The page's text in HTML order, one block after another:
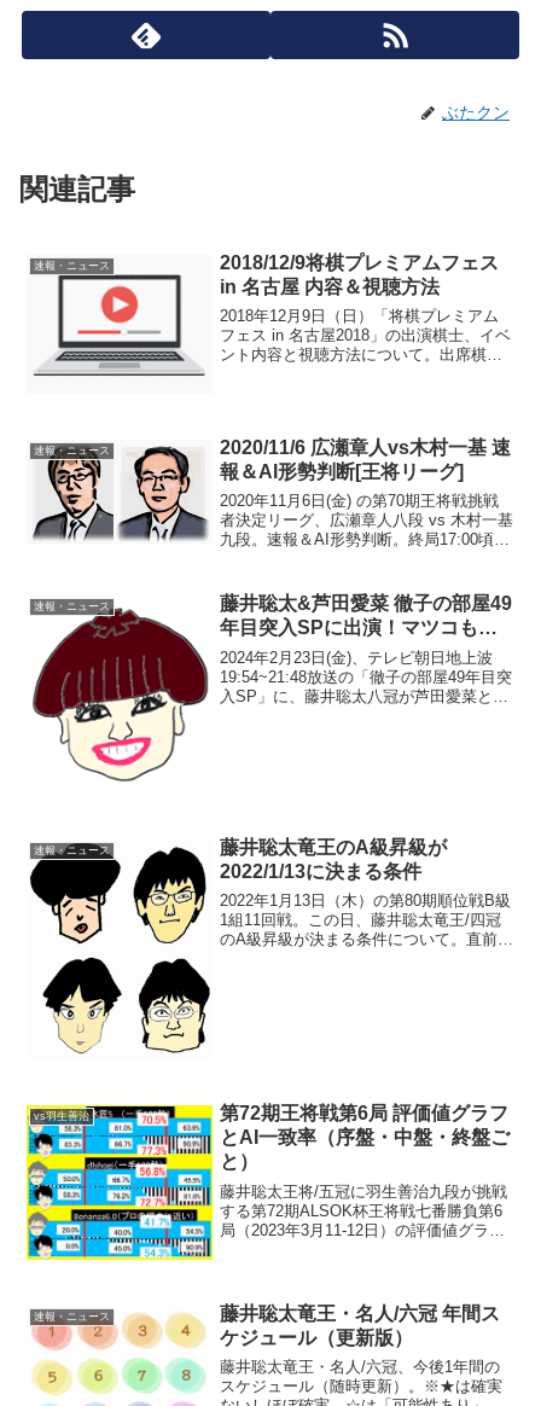
ぶたクン
関連記事
速報・ニュース
2018/12/9将棋プレミアムフェス
in 名古屋 内容＆視聴方法
2018年12月9日（日）「将棋プレミアム
フェス in 名古屋2018」の出演棋士、イベ
ント内容と視聴方法について。出席棋士
速報・ニュース
2020/11/6 広瀬章人vs木村一基 速
報＆AI形勢判断[王将リーグ]
2020年11月6日(金) の第70期王将戦挑戦
者決定リーグ、広瀬章人八段 vs 木村一基
九段。速報＆AI形勢判断。終局17:00頃確
0（番付2位）永瀬 4-0（番...
速報・ニュース
藤井聡太&芦田愛菜 徹子の部屋49
年目突入SPに出演！マツコも…
2024年2月23日(金)、テレビ朝日地上波
19:54~21:48放送の「徹子の部屋49年目突
入SP」に、藤井聡太八冠が芦田愛菜と共
速報・ニュース
藤井聡太竜王のA級昇級が
2022/1/13に決まる条件
2022年1月13日（木）の第80期順位戦B級
1組11回戦。この日、藤井聡太竜王/四冠
のA級昇級が決まる条件について。直前の
vs羽生善治
第72期王将戦第6局 評価値グラフ
とAI一致率（序盤・中盤・終盤ご
と）
藤井聡太王将/五冠に羽生善治九段が挑戦
する第72期ALSOK杯王将戦七番勝負第6
局（2023年3月11-12日）の評価値グラフ
速報・ニュース
藤井聡太竜王・名人/六冠 年間ス
ケジュール（更新版）
藤井聡太竜王・名人/六冠、今後1年間の
スケジュール（随時更新）。※★は確実